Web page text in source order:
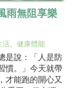
雨無阻享樂
活、 健康體能
是說：「人是防
慣。」今天就帶
才能跑的開心又